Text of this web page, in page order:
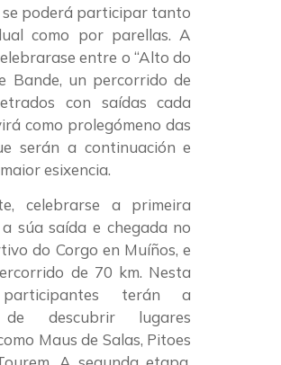
poderá participar tanto
como por parellas. A
entre o “Alto do
Bande, un percorrido de
con saídas cada
como prolegómeno das
serán a continuación e
esixencia.
celebrarse a primeira
súa saída e chegada no
do Corgo en Muíños, e
de 70 km. Nesta
terán a
de descubrir lugares
Maus de Salas, Pitoes